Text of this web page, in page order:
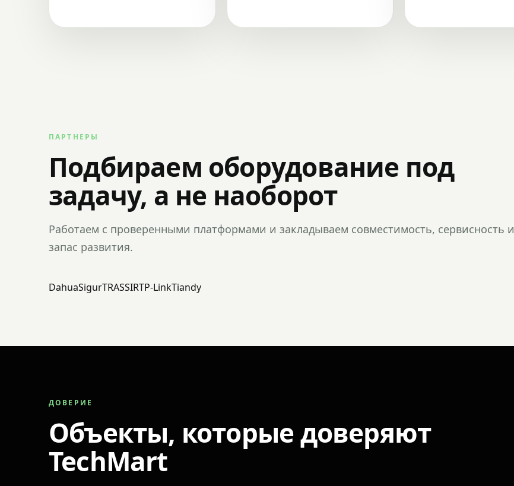
ПАРТНЕРЫ
Подбираем оборудование под
задачу, а не наоборот
Работаем с проверенными платформами и закладываем совместимость, сервисность и
запас развития.
DahuaSigurTRASSIRTP-LinkTiandy
ДОВЕРИЕ
Объекты, которые доверяют
TechMart